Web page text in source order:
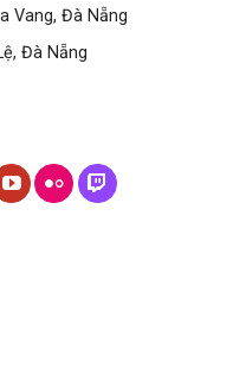
Vang, Đà Nẵng
Đà Nẵng